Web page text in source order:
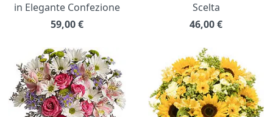
in Elegante Confezione
59,00€
Scelta
46,00€